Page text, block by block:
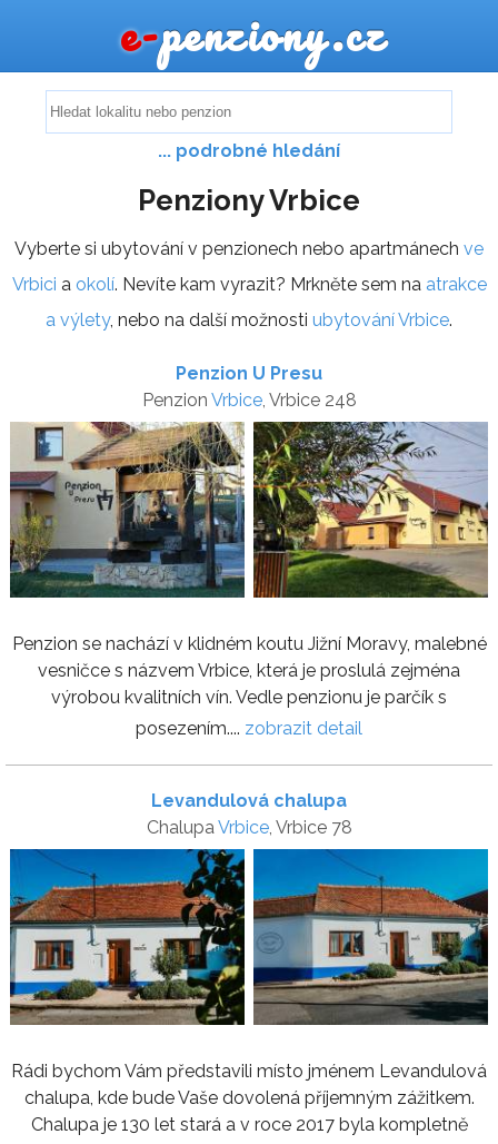
e-penziony.cz
... podrobné hledání
Penziony Vrbice
Vyberte si ubytování v penzionech nebo apartmánech ve
Vrbici a okolí. Nevíte kam vyrazit? Mrkněte sem na atrakce
a výlety, nebo na další možnosti ubytování Vrbice.
Penzion U Presu
Penzion Vrbice, Vrbice 248
Penzion se nachází v klidném koutu Jižní Moravy, malebné
vesničce s názvem Vrbice, která je proslulá zejména
výrobou kvalitních vín. Vedle penzionu je parčík s
posezením.... zobrazit detail
Levandulová chalupa
ChalupaVrbice, Vrbice 78
Rádi bychom Vám představili místo jménem Levandulová
chalupa, kde bude Vaše dovolená příjemným zážitkem.
Chalupa je 130 let stará a v roce 2017 byla kompletně